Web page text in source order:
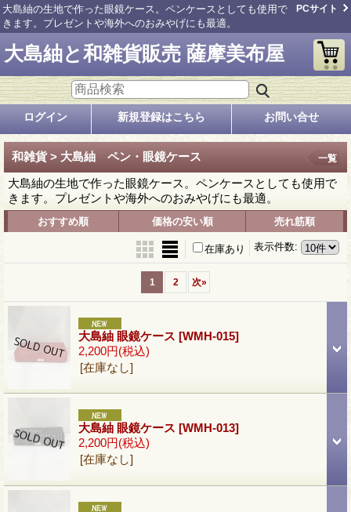
大島紬の生地で作った眼鏡ケース。ペンケースとしても使用で
きます。プレゼントや海外へのおみやげにも最適。
PCサイト
大島紬と和雑貨販売 薩摩美布屋
ログイン 新規登録はこちら お問い合せ
和雑貨 > 大島紬 ペン・眼鏡ケース
大島紬の生地で作った眼鏡ケース。ペンケースとしても使用で
きます。プレゼントや海外へのおみやげにも最適。
一覧
おすすめ順 価格の安い順 売れ筋順
表示件数:
在庫あり
1 2 次»
大島紬 眼鏡ケース [WMH-015]
2,200円(税込)
[在庫なし]
大島紬 眼鏡ケース [WMH-013]
2,200円(税込)
[在庫なし]